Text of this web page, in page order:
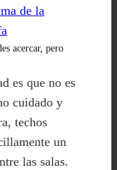
acercar, pero
es que no es
cuidado y
techos
un
las salas.